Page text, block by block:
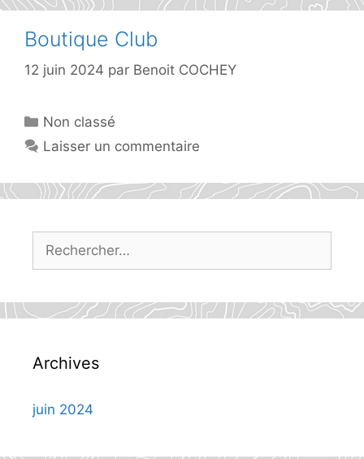
Boutique Club
12 juin 2024 par Benoit COCHEY
Catégories
Non classé
Laisser un commentaire
Rechercher :
Archives
juin 2024